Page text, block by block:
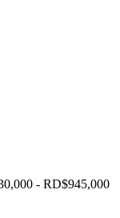
- RD$945,000